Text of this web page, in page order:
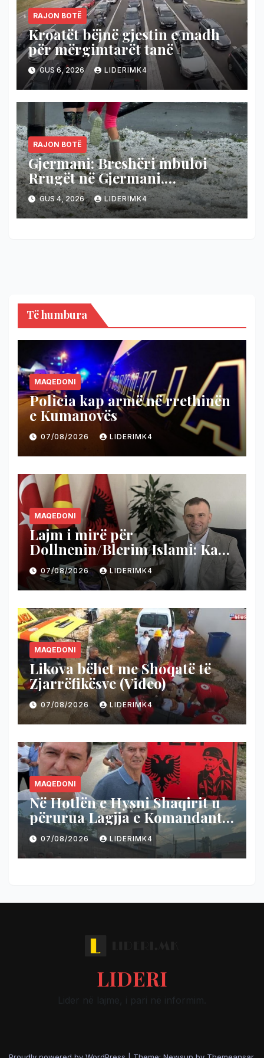
RAJON BOTË
Kroatët bëjnë gjestin e madh
për mërgimtarët tanë
GUS 6, 2026 LIDERIMK4
RAJON BOTË
Gjermani: Breshëri mbuloi
Rrugët në Gjermani,
temperaturat bien nga 36 në 19
gradë
GUS 4, 2026 LIDERIMK4
Të humbura
MAQEDONI
Policia kap armë në rrethinën
e Kumanovës
07/08/2026 LIDERIMK4
MAQEDONI
Lajm i mirë për
Dollnenin/Blerim Islami: Ka
nisur projekti i shumëpritur
për rrugën Cërnilishtë–
Ropotovë
07/08/2026 LIDERIMK4
MAQEDONI
Likova bëhet me Shoqatë të
Zjarrëfikësve (Video)
07/08/2026 LIDERIMK4
MAQEDONI
Në Hotlën e Hysni Shaqirit u
përurua Lagjja e Komandant
Teli-t
07/08/2026 LIDERIMK4
LIDERI
Lider në lajme, i pari në informim.